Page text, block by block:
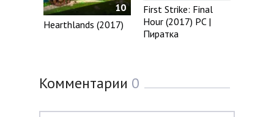
10
Hearthlands (2017)
First Strike: Final
Hour (2017) PC |
Пиратка
Комментарии 0